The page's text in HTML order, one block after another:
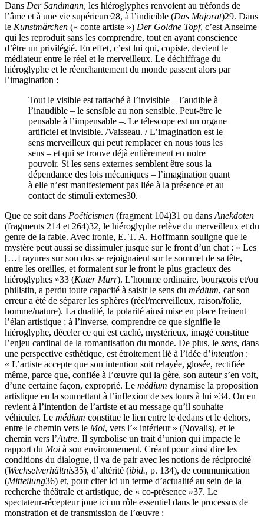
Dans Der Sandmann, les hiéroglyphes renvoient au tréfonds de
l’âme et à une vie supérieure28, à l’indicible (Das Majorat)29. Dans
le Kunstmärchen (« conte artiste ») Der Goldne Topf, c’est Anselme
qui les reproduit sans les comprendre, tout en ayant conscience
d’être un privilégié. En effet, c’est lui qui, copiste, devient le
médiateur entre le réel et le merveilleux. Le déchiffrage du
hiéroglyphe et le réenchantement du monde passent alors par
l’imagination :
Tout le visible est rattaché à l’invisible – l’audible à
l’inaudible – le sensible au non sensible. Peut-être le
pensable à l’impensable –. Le télescope est un organe
artificiel et invisible. /Vaisseau. / L’imagination est le
sens merveilleux qui peut remplacer en nous tous les
sens – et qui se trouve déjà entièrement en notre
pouvoir. Si les sens externes semblent être sous la
dépendance des lois mécaniques – l’imagination quant
à elle n’est manifestement pas liée à la présence et au
contact de stimuli externes30.
Que ce soit dans Poëticismen (fragment 104)31 ou dans Anekdoten
(fragments 214 et 264)32, le hiéroglyphe relève du merveilleux et du
genre de la fable. Avec ironie, E. T. A. Hoffmann souligne que le
mystère peut aussi se dissimuler jusque sur le front d’un chat : « Les
[…] rayures sur son dos se rejoignaient sur le sommet de sa tête,
entre les oreilles, et formaient sur le front le plus gracieux des
hiéroglyphes »33 (Kater Murr). L’homme ordinaire, bourgeois et/ou
philistin, a perdu toute capacité à saisir le sens du médium, car son
erreur a été de séparer les sphères (réel/merveilleux, raison/folie,
homme/nature). La dualité, la polarité ainsi mise en place freinent
l’élan artistique ; à l’inverse, comprendre ce que signifie le
hiéroglyphe, déceler ce qui est caché, mystérieux, imagé constitue
l’enjeu cardinal de la romantisation du monde. De plus, le sens, dans
une perspective esthétique, est étroitement lié à l’idée d’intention :
« L’artiste accepte que son intention soit relayée, glosée, rectifiée
même, parce que, confiée à l’œuvre qui la gère, son auteur s’en voit,
d’une certaine façon, exproprié. Le médium dynamise la proposition
artistique en la soumettant à l’inflexion de ses tours à lui »34. On en
revient à l’intention de l’artiste et au message qu’il souhaite
véhiculer. Le médium constitue le lien entre le dedans et le dehors,
entre le chemin vers le Moi, vers l’« intérieur » (Novalis), et le
chemin vers l’Autre. Il symbolise un trait d’union qui impacte le
rapport du Moi à son environnement. Créant pour ainsi dire les
conditions du dialogue, il va de pair avec les notions de réciprocité
(Wechselverhältnis35), d’altérité (ibid., p. 134), de communication
(Mitteilung36) et, pour citer ici un terme d’actualité au sein de la
recherche théâtrale et artistique, de « co-présence »37. Le
spectateur-récepteur joue ici un rôle essentiel dans le processus de
monstration et de transmission de l’œuvre :